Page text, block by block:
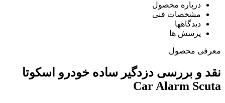
محصول
فنی
ها
دزدگیر ساده خودرو اسکوتا
Car